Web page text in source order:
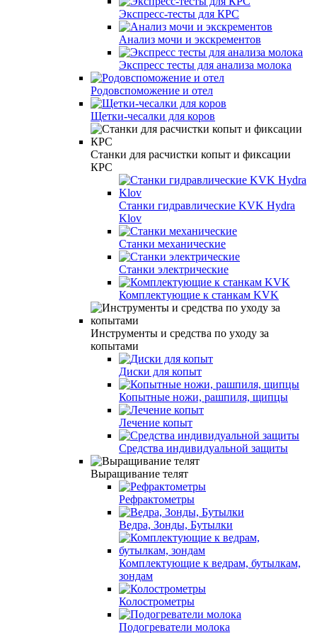
Экспресс-тесты для КРС
Анализ мочи и экскрементов
Экспресс тесты для анализа молока
Родовспоможение и отел
Щетки-чесалки для коров
Станки для расчистки копыт и фиксации
КРС
Станки гидравлические KVK Hydra
Klov
Станки механические
Станки электрические
Комплектующие к станкам KVK
Инструменты и средства по уходу за
копытами
Диски для копыт
Копытные ножи, рашпиля, щипцы
Лечение копыт
Средства индивидуальной защиты
Выращивание телят
Рефрактометры
Ведра, Зонды, Бутылки
Комплектующие к ведрам, бутылкам,
зондам
Колострометры
Подогреватели молока